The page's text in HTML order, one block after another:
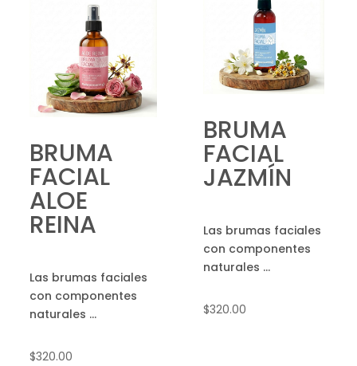
BRUMA
FACIAL
ALOE
REINA
Las brumas faciales
con componentes
naturales ...
$320.00
BRUMA
FACIAL
JAZMÍN
Las brumas faciales
con componentes
naturales ...
$320.00